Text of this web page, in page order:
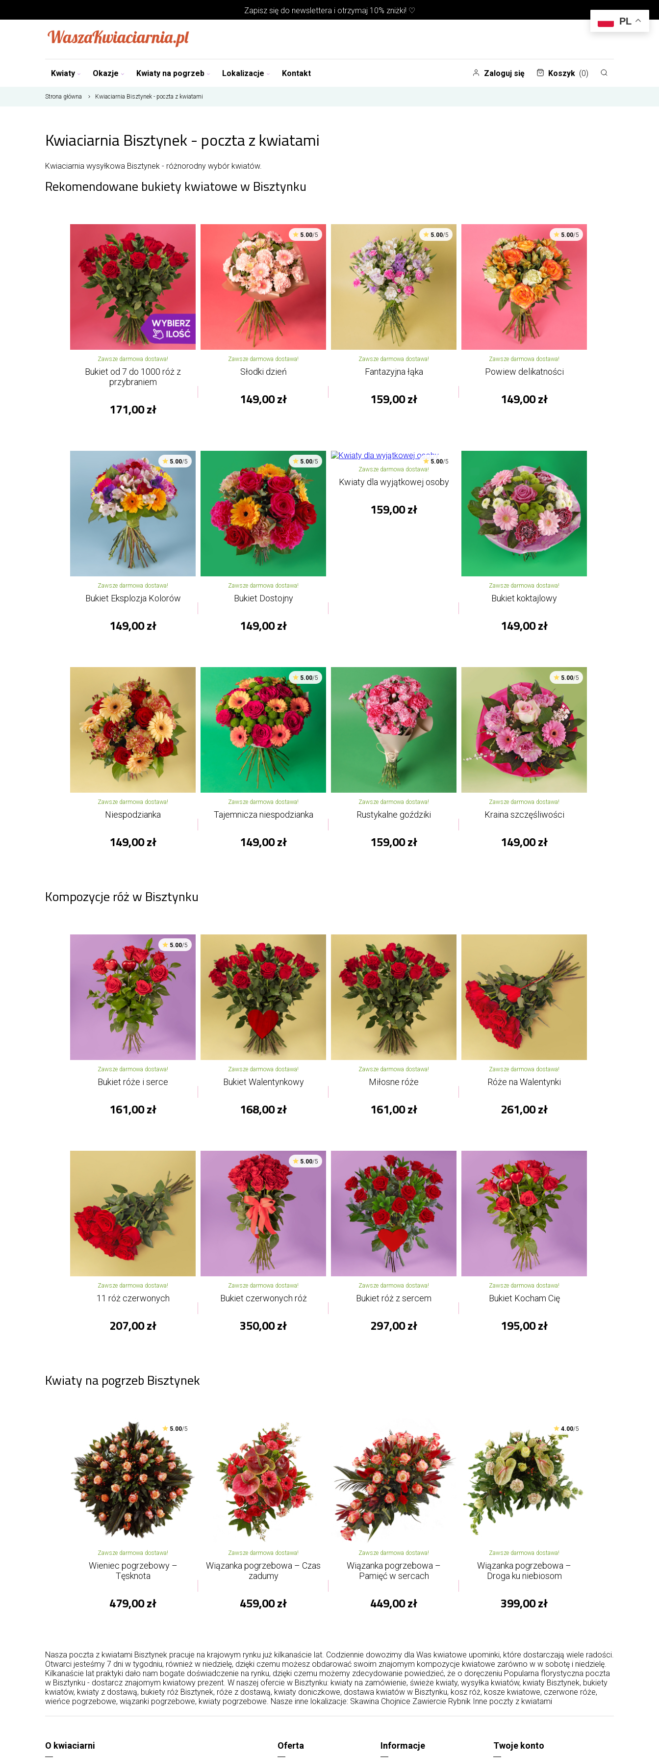
Zapisz się do newsletterai otrzymaj 10% zniżki! ♡
Kwiaty Okazje Kwiaty na pogrzeb Lokalizacje Kontakt Zaloguj się Koszyk (0)
Strona główna Kwiaciarnia Bisztynek - poczta z kwiatami
Kwiaciarnia Bisztynek - poczta z kwiatami
Kwiaciarnia wysyłkowa Bisztynek - różnorodny wybór kwiatów.
Rekomendowane bukiety kwiatowe w Bisztynku
Zawsze darmowa dostawa!
Bukiet od 7 do 1000 róż z
przybraniem
171,00 zł
5.00/5
Zawsze darmowa dostawa!
Słodki dzień
149,00 zł
5.00/5
Zawsze darmowa dostawa!
Fantazyjna łąka
159,00 zł
5.00/5
Zawsze darmowa dostawa!
Powiew delikatności
149,00 zł
5.00/5
Zawsze darmowa dostawa!
Bukiet Eksplozja Kolorów
149,00 zł
5.00/5
Zawsze darmowa dostawa!
Bukiet Dostojny
149,00 zł
5.00/5
Zawsze darmowa dostawa!
Kwiaty dla wyjątkowej osoby
159,00 zł
Zawsze darmowa dostawa!
Bukiet koktajlowy
149,00 zł
Zawsze darmowa dostawa!
Niespodzianka
149,00 zł
5.00/5
Zawsze darmowa dostawa!
Tajemnicza niespodzianka
149,00 zł
Zawsze darmowa dostawa!
Rustykalne goździki
159,00 zł
5.00/5
Zawsze darmowa dostawa!
Kraina szczęśliwości
149,00 zł
Kompozycje róż w Bisztynku
5.00/5
Zawsze darmowa dostawa!
Bukiet róże i serce
161,00 zł
Zawsze darmowa dostawa!
Bukiet Walentynkowy
168,00 zł
Zawsze darmowa dostawa!
Miłosne róże
161,00 zł
Zawsze darmowa dostawa!
Róże na Walentynki
261,00 zł
Zawsze darmowa dostawa!
11 róż czerwonych
207,00 zł
5.00/5
Zawsze darmowa dostawa!
Bukiet czerwonych róż
350,00 zł
Zawsze darmowa dostawa!
Bukiet róż z sercem
297,00 zł
Zawsze darmowa dostawa!
Bukiet Kocham Cię
195,00 zł
Kwiaty na pogrzeb Bisztynek
5.00/5
Zawsze darmowa dostawa!
Wieniec pogrzebowy –
Tęsknota
479,00 zł
Zawsze darmowa dostawa!
Wiązanka pogrzebowa – Czas
zadumy
459,00 zł
Zawsze darmowa dostawa!
Wiązanka pogrzebowa –
Pamięć w sercach
449,00 zł
4.00/5
Zawsze darmowa dostawa!
Wiązanka pogrzebowa –
Droga ku niebiosom
399,00 zł
Nasza poczta z kwiatami Bisztynek pracuje na krajowym rynku już kilkanaście lat. Codziennie dowozimy dla Was kwiatowe upominki, które dostarczają wiele radości.
Otwarci jesteśmy 7 dni w tygodniu, również w niedzielę, dzięki czemu możesz obdarować swoim znajomym kompozycje kwiatowe zarówno w w sobotę i niedzielę.
Kilkanaście lat praktyki dało nam bogate doświadczenie na rynku, dzięki czemu możemy zdecydowanie powiedzieć, że o doręczeniu Popularna florystyczna poczta
w Bisztynku - dostarcz znajomym kwiatowy prezent. W naszej ofercie w Bisztynku: kwiaty na zamówienie, świeże kwiaty, wysyłka kwiatów, kwiaty Bisztynek, bukiety
kwiatów, kwiaty z dostawą, bukiety róż Bisztynek, róże z dostawą, kwiaty doniczkowe, dostawa kwiatów w Bisztynku, kosz róż, kosze kwiatowe, czerwone róże,
wieńce pogrzebowe, wiązanki pogrzebowe, kwiaty pogrzebowe. Nasze inne lokalizacje: Skawina Chojnice Zawiercie Rybnik Inne poczty z kwiatami
O kwiaciarni Oferta Informacje Twoje konto
PL